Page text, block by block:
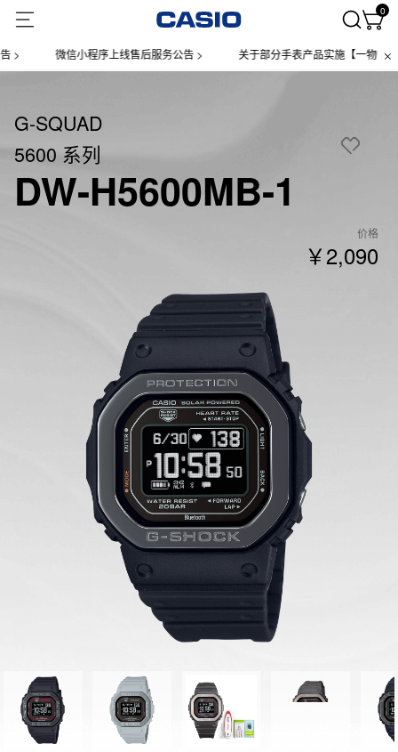
0
微信小程序上线售后服务公告 > 关于部分手表产品实施【一物一码】管理的
G-SQUAD
5600 系列
DW-H5600MB-1
价格
￥2,090